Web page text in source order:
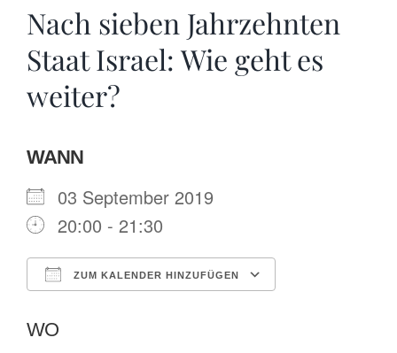
Spenden
Nach sieben Jahrzehnten
Staat Israel: Wie geht es
weiter?
WANN
03 September 2019
20:00 - 21:30
ZUM KALENDER HINZUFÜGEN
WO